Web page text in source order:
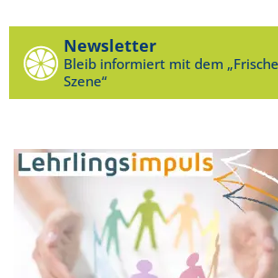
Newsletter
Bleib informiert mit dem
Szene“